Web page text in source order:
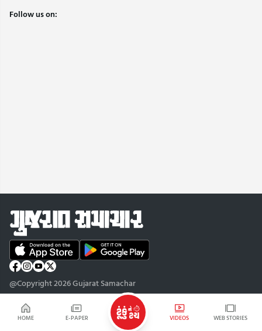
HOME E-PAPER VIDEOS WEB STORIES
Follow us on:
@Copyright 2026 Gujarat Samachar